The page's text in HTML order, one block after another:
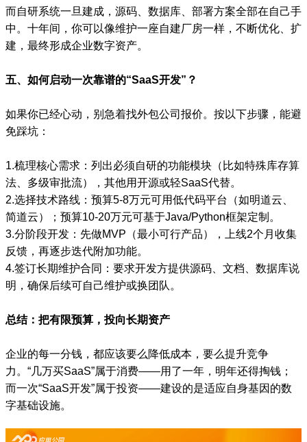
而自研系统一旦建成，源码、数据库、部署方案全部在自己手
中。十年间，你可以像维护一座自建厂房一样，不断优化、扩
建，最终形成企业数字资产。
五、如何启动一次靠谱的“SaaS开发”？
如果你已经心动，别急着找外包公司报价。按以下步骤，能避
免踩坑：
1.梳理核心需求：列出必须自研的功能模块（比如特殊库存算
法、多级审批流），其他用开源或轻SaaS代替。
2.选择技术路线：预算5-8万元可用低代码平台（如明道云、
简道云）；预算10-20万元可基于Java/Python框架定制。
3.分阶段开发：先做MVP（最小可行产品），上线2个月收集
反馈，再逐步迭代附加功能。
4.签订长期维护合同：要求开发方提供源码、文档、数据库说
明，确保后续可自己维护或换团队。
总结：把有限预算，投向长期资产
企业的每一分钱，都应该要么降低成本，要么提升竞争
力。“几万买SaaS”属于消费——用了一年，明年还得掏钱；
而一次“SaaS开发”属于投资——建设的是适应自身基因的数
字基础设施。